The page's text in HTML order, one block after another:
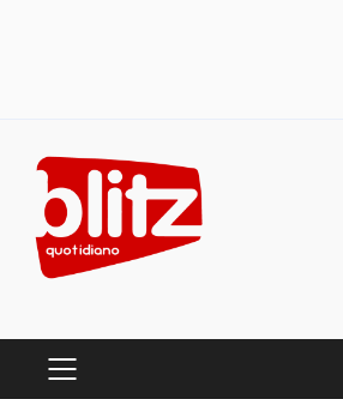
content
PRIMARY